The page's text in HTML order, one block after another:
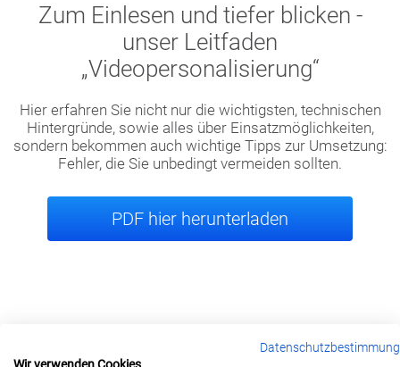
Zum Einlesen und tiefer blicken -
unser Leitfaden
„Videopersonalisierung“
Hier erfahren Sie nicht nur die wichtigsten, technischen
Hintergründe, sowie alles über Einsatzmöglichkeiten,
sondern bekommen auch wichtige Tipps zur Umsetzung:
Fehler, die Sie unbedingt vermeiden sollten.
PDF hier herunterladen